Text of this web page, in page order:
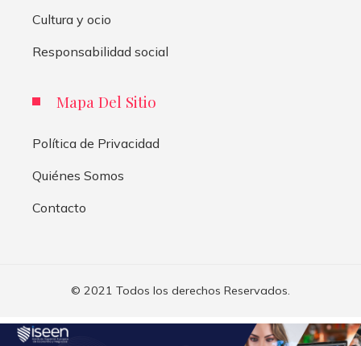
Cultura y ocio
Responsabilidad social
Mapa Del Sitio
Política de Privacidad
Quiénes Somos
Contacto
© 2021 Todos los derechos Reservados.